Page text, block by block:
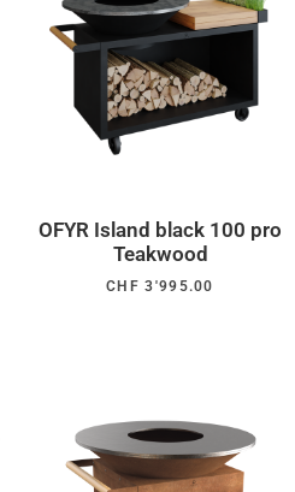
OFYR Island black 100 pro
Teakwood
CHF 3'995.00